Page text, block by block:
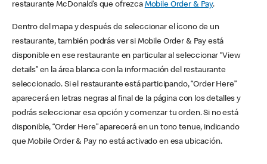
restaurante McDonald’s que ofrezca Mobile Order & Pay.
Dentro del mapa y después de seleccionar el ícono de un
restaurante, también podrás ver si Mobile Order & Pay está
disponible en ese restaurante en particular al seleccionar “View
details” en la área blanca con la información del restaurante
seleccionado. Si el restaurante está participando, “Order Here”
aparecerá en letras negras al final de la página con los detalles y
podrás seleccionar esa opción y comenzar tu orden. Si no está
disponible, “Order Here” aparecerá en un tono tenue, indicando
que Mobile Order & Pay no está activado en esa ubicación.